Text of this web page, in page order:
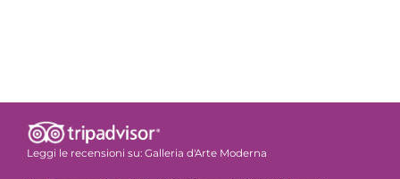
Leggi le recensioni su: Galleria d'Arte Moderna